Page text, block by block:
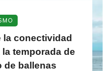
la conectividad
temporada de
de ballenas